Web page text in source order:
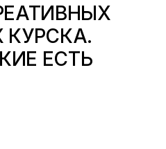
КУРСКА.
ЕСТЬ